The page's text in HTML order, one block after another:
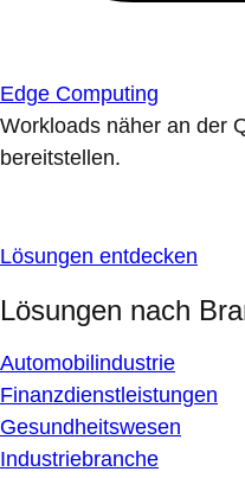
Edge Computing
Workloads näher an der
bereitstellen.
Lösungen entdecken
Lösungen nach
Automobilindustrie
Finanzdienstleistungen
Gesundheitswesen
Industriebranche